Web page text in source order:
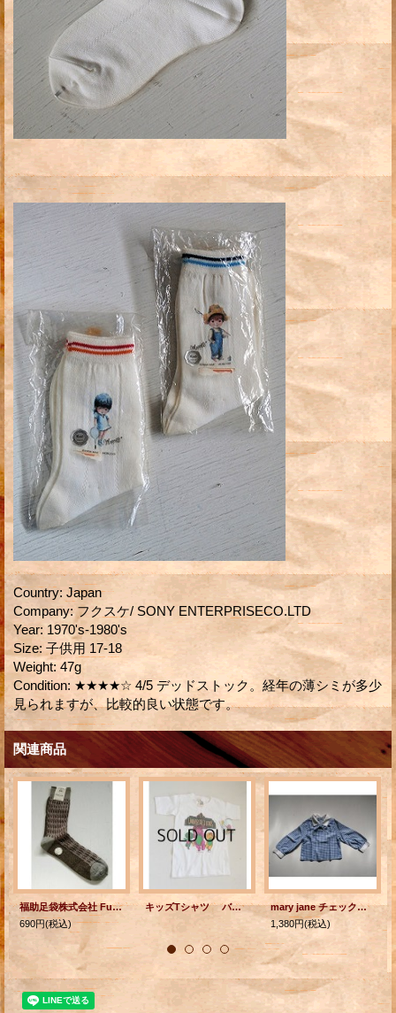
Country: Japan
Company: フクスケ/ SONY ENTERPRISECO.LTD
Year: 1970's-1980's
Size: 子供用 17-18
Weight: 47g
Condition: ★★★★☆ 4/5 デッドストック。経年の薄シミが多少
見られますが、比較的良い状態です。
関連商品
福助足袋株式会社 Fukusuke SOCKS 福助靴下 FRESH COLOR MODERN TONE size: 25cm ナイロン製
690円(税込)
キッズTシャツ バーニー ユニバーサルスタジオ フロリダ size: 6〜8歳 A Day in the Park With Barney at Universal Studios Florida ©1995 The Lyons Group MADE IN USA 100% COTTON
mary jane チェック柄：ネイビーブルー 女の子服 size 5 アメリカサイズ 5 / 日本サイズ ５才
1,380円(税込)